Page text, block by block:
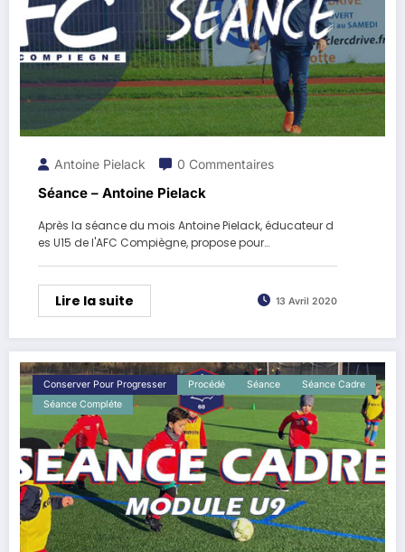
Antoine Pielack 0 Commentaires
Séance – Antoine Pielack
Après la séance du mois Antoine Pielack, éducateur d
es U15 de l'AFC Compiègne, propose pour…
Lire la suite 13 Avril 2020
Conserver Pour Progresser Procédé Séance
Séance Cadre
Séance Compléte